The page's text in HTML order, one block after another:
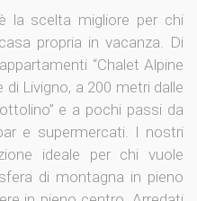
la scelta migliore per chi
propria in vacanza. Di
“Chalet Alpine
Livigno, a 200 metri dalle
e a pochi passi da
e supermercati. I nostri
ideale per chi vuole
di montagna in pieno